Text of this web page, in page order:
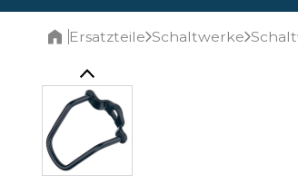
Ersatzteile Schaltwerke